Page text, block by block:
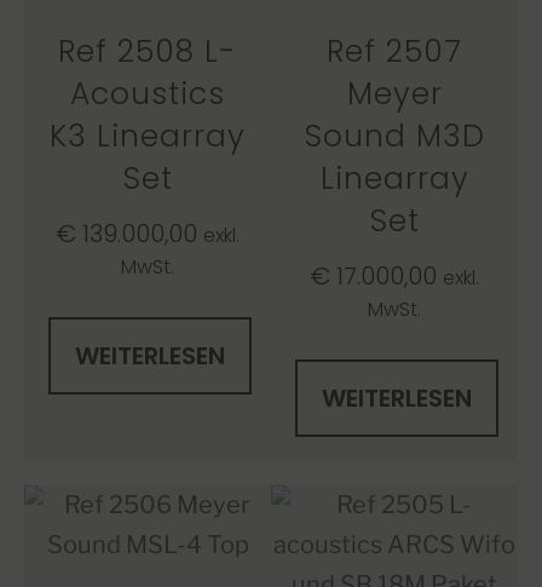
Ref 2508 L-
Acoustics
K3 Linearray
Set
€ 139.000,00 exkl.
MwSt.
WEITERLESEN
Ref 2507
Meyer
Sound M3D
Linearray
Set
€ 17.000,00 exkl.
MwSt.
WEITERLESEN